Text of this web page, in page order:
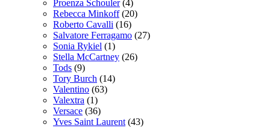
Proenza Schouler(4)
Rebecca Minkoff(20)
Roberto Cavalli (16)
Salvatore Ferragamo (27)
Sonia Rykiel (1)
Stella McCartney (26)
Tods (9)
Tory Burch (14)
Valentino (63)
Valextra (1)
Versace (36)
Yves Saint Laurent (43)